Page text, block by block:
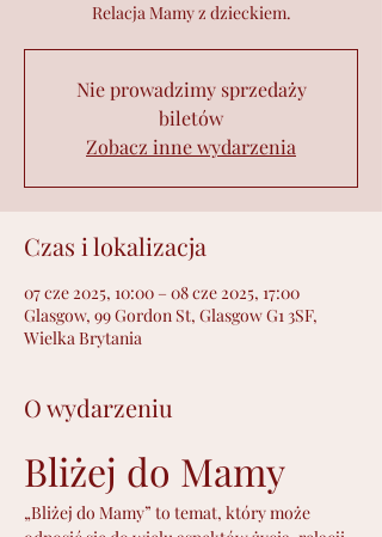
Relacja Mamy z dzieckiem.
Nie prowadzimy sprzedaży
biletów
Zobacz inne wydarzenia
Czas i lokalizacja
07 cze 2025, 10:00 – 08 cze 2025, 17:00
Glasgow, 99 Gordon St, Glasgow G1 3SF,
Wielka Brytania
O wydarzeniu
Bliżej do Mamy
„Bliżej do Mamy” to temat, który może